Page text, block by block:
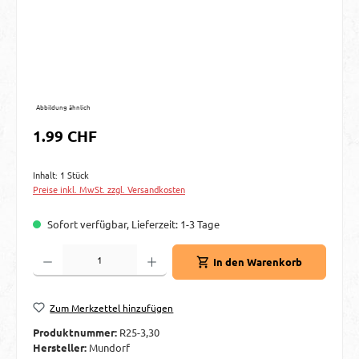
Abbildung ähnlich
Regulärer Preis:
1.99 CHF
Inhalt: 1 Stück
Preise inkl. MwSt. zzgl. Versandkosten
Sofort verfügbar, Lieferzeit: 1-3 Tage
Produkt Anzahl: Gib den gewünschten Wert ein oder benutze die Schaltflächen
In den Warenkorb
Zum Merkzettel hinzufügen
Produktnummer: R25-3,30
Hersteller: Mundorf